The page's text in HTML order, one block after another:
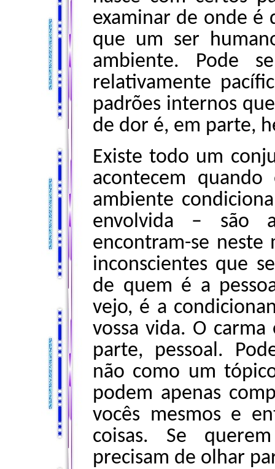
examinar de onde é
que um ser
ambiente. Pode
relativamente
padrões internos
de dor é, em parte,
Existe todo um
acontecem
ambiente
envolvida – são
encontram-se neste
inconscientes que
de quem é a
vejo, é a
vossa vida. O
parte, pessoal.
não como um
podem apenas
vocês mesmos e
coisas. Se
precisam de olhar